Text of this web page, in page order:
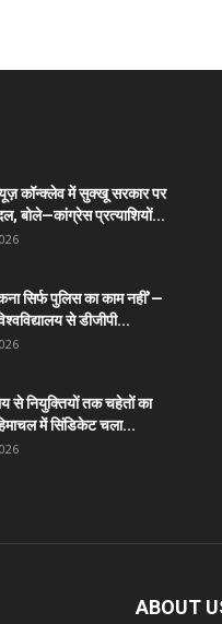
कॉन्क्लेव में सुक्खू सरकार पर
बोले—कांग्रेस प्रत्याशियों...
सिर्फ पुलिस का काम नहीं’—
से डीजीपी...
से नियुक्तियों तक चहेतों का
में सिंडिकेट चला...
ABOUT